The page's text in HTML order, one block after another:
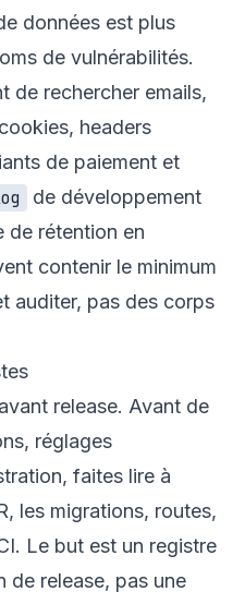
données est plus
de vulnérabilités.
de rechercher emails,
headers
de paiement et
de développement
de rétention en
contenir le minimum
auditer, pas des corps
release. Avant de
réglages
faites lire à
les migrations, routes,
Le but est un registre
de release, pas une